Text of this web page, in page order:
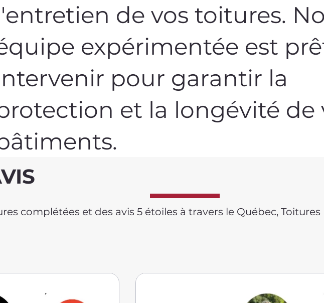
de vos toitures.
expérimentée est
pour garantir la
et la longévité de
complétées et des avis 5 étoiles à travers le Québec,